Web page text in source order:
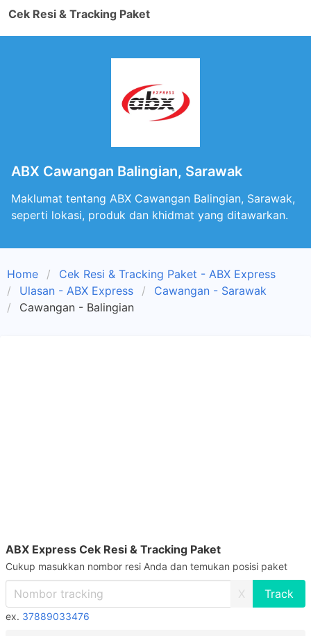
Cek Resi & Tracking Paket
ABX Cawangan Balingian, Sarawak
Maklumat tentang ABX Cawangan Balingian, Sarawak,
seperti lokasi, produk dan khidmat yang ditawarkan.
Home
Cek Resi & Tracking Paket - ABX Express
Ulasan - ABX Express
Cawangan - Sarawak
Cawangan - Balingian
ABX Express Cek Resi & Tracking Paket
Cukup masukkan nombor resi Anda dan temukan posisi paket
X
ex. 37889033476